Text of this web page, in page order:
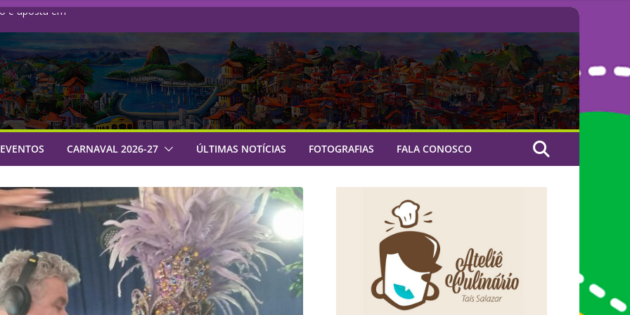
e aposta em
com
2027 com
samba da Série
rumo a
CARNAVAL 2026-27 ÚLTIMAS NOTÍCIAS FOTOGRAFIAS FALA CONOSCO